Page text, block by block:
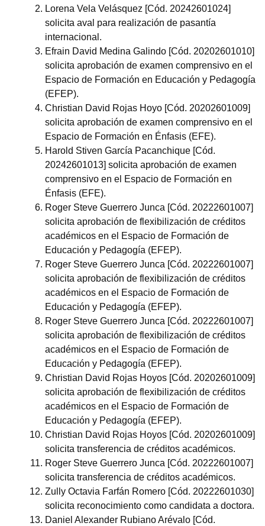
Lorena Vela Velásquez [Cód. 20242601024]
solicita aval para realización de pasantía
internacional.
Efrain David Medina Galindo [Cód. 20202601010]
solicita aprobación de examen comprensivo en el
Espacio de Formación en Educación y Pedagogía
(EFEP).
Christian David Rojas Hoyo [Cód. 20202601009]
solicita aprobación de examen comprensivo en el
Espacio de Formación en Énfasis (EFE).
Harold Stiven García Pacanchique [Cód.
20242601013] solicita aprobación de examen
comprensivo en el Espacio de Formación en
Énfasis (EFE).
Roger Steve Guerrero Junca [Cód. 20222601007]
solicita aprobación de flexibilización de créditos
académicos en el Espacio de Formación de
Educación y Pedagogía (EFEP).
Roger Steve Guerrero Junca [Cód. 20222601007]
solicita aprobación de flexibilización de créditos
académicos en el Espacio de Formación de
Educación y Pedagogía (EFEP).
Roger Steve Guerrero Junca [Cód. 20222601007]
solicita aprobación de flexibilización de créditos
académicos en el Espacio de Formación de
Educación y Pedagogía (EFEP).
Christian David Rojas Hoyos [Cód. 20202601009]
solicita aprobación de flexibilización de créditos
académicos en el Espacio de Formación de
Educación y Pedagogía (EFEP).
Christian David Rojas Hoyos [Cód. 20202601009]
solicita transferencia de créditos académicos.
Roger Steve Guerrero Junca [Cód. 20222601007]
solicita transferencia de créditos académicos.
Zully Octavia Farfán Romero [Cód. 20222601030]
solicita reconocimiento como candidata a doctora.
Daniel Alexander Rubiano Arévalo [Cód.